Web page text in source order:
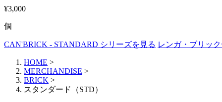
¥3,000
個
CAN'BRICK - STANDARD シリーズを見る レンガ・ブリッ
HOME >
MERCHANDISE >
BRICK >
スタンダード（STD）